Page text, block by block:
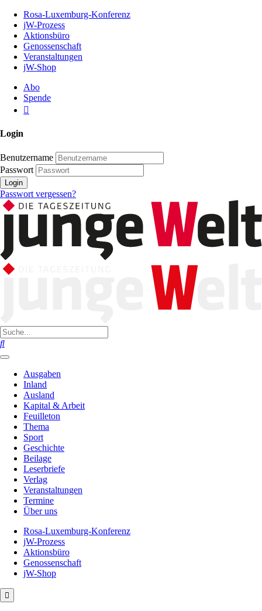
Inhalt
Seite
Rosa-Luxemburg-Konferenz
jW-Prozess
Aktionsbüro
Genossenschaft
Veranstaltungen
jW-Shop
Abo
Spende
Login
Benutzername
Passwort
Login
Passwort vergessen?
Ausgaben
Inland
Ausland
Kapital & Arbeit
Feuilleton
Thema
Sport
Geschichte
Beilage
Leserbriefe
Verlag
Veranstaltungen
Termine
Über uns
Rosa-Luxemburg-Konferenz
jW-Prozess
Aktionsbüro
Genossenschaft
jW-Shop